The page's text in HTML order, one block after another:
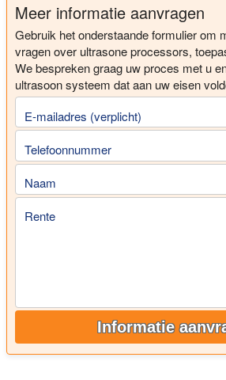
Meer informatie aanvragen
Gebruik het onderstaande formulier om
vragen over ultrasone processors,
We bespreken graag uw proces met u
ultrasoon systeem dat aan uw eisen
E-mailadres (verplicht)
Telefoonnummer
Naam
Rente
Informatie